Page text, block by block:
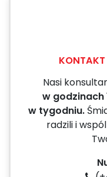
Nasi
w godzinach
w tygodniu.
radzili i